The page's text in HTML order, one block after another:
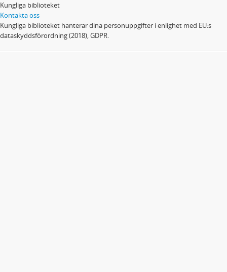
Kungliga biblioteket
Kontakta oss
Kungliga biblioteket hanterar dina personuppgifter i enlighet med EU:s
dataskyddsförordning (2018), GDPR.